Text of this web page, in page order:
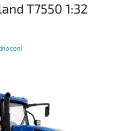
T7550 1:32